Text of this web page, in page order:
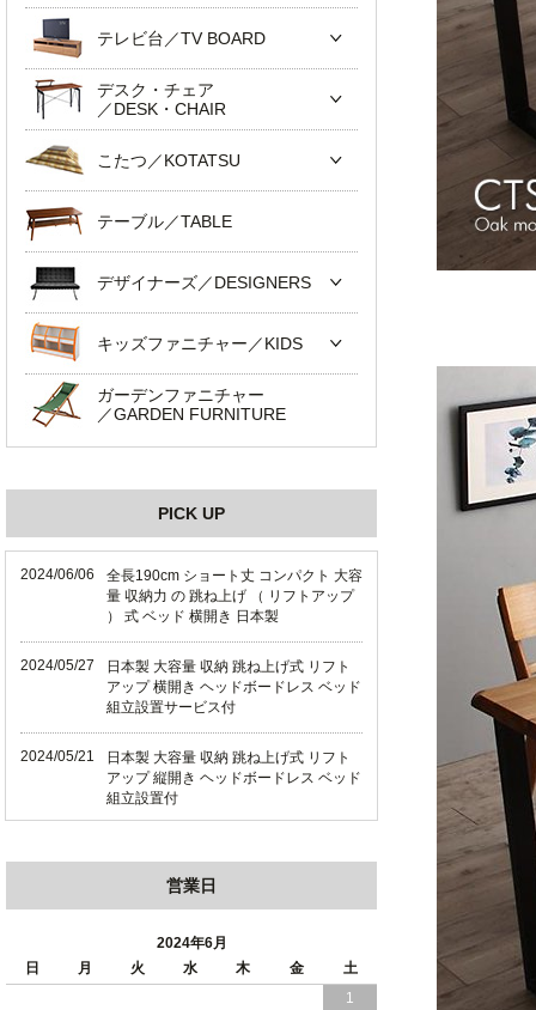
テレビ台／TV BOARD
デスク・チェア
／DESK・CHAIR
こたつ／KOTATSU
テーブル／TABLE
デザイナーズ／DESIGNERS
キッズファニチャー／KIDS
ガーデンファニチャー
／GARDEN FURNITURE
PICK UP
2024/06/06
全長190cm ショート丈 コンパクト 大容
量 収納力 の 跳ね上げ （ リフトアップ
） 式 ベッド 横開き 日本製
2024/05/27
日本製 大容量 収納 跳ね上げ式 リフト
アップ 横開き ヘッドボードレス ベッド
組立設置サービス付
2024/05/21
日本製 大容量 収納 跳ね上げ式 リフト
アップ 縦開き ヘッドボードレス ベッド
組立設置付
ド 組立設置 付き
日本製 収納 跳ね上げ式 リフトアップ
ベッド 縦開き ヘッドボード 組立設置サ
ービス付き
営業日
2024年6月
日
月 火 水 木 金
土
1